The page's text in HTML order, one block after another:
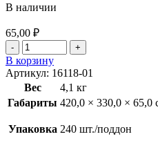
В наличии
65,00 ₽
В корзину
Артикул: 16118-01
Вес
4,1 кг
Габариты 420,0 × 330,0 × 65,0
Упаковка 240 шт./поддон